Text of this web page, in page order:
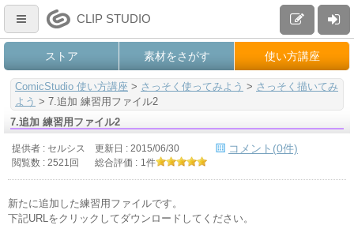
CLIP STUDIO
ストア 素材をさがす 使い方講座
ComicStudio 使い方講座 > さっそく使ってみよう > さっそく描いてみ
よう > 7.追加 練習用ファイル2
7.追加 練習用ファイル2
提供者 : セルシス 更新日 : 2015/06/30
閲覧数 : 2521回
総合評価 : 1件
コメント(0件)
新たに追加した練習用ファイルです。
下記URLをクリックしてダウンロードしてください。